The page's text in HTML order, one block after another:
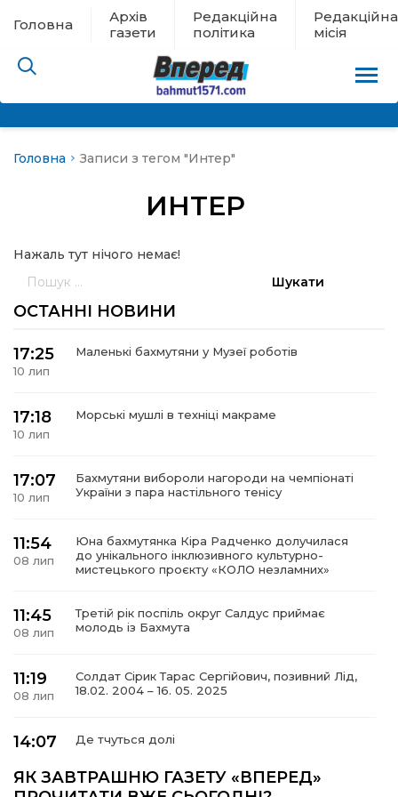
Головна
Архів
газети
Редакційна
політика
Редакційна
місія
новини
місія
Головна Записи з тегом "Интер"
ИНТЕР
Нажаль тут нічого немає!
ОСТАННІ НОВИНИ
17:25
10 лип
Маленькі бахмутяни у Музеї роботів
17:18
10 лип
Морські мушлі в техніці макраме
17:07
10 лип
Бахмутяни вибороли нагороди на чемпіонаті
України з пара настільного тенісу
11:54
08 лип
Юна бахмутянка Кіра Радченко долучилася
до унікального інклюзивного культурно-
мистецького проєкту «КОЛО незламних»
11:45
08 лип
Третій рік поспіль округ Салдус приймає
молодь із Бахмута
11:19
08 лип
Солдат Сірик Тарас Сергійович, позивний Лід,
18.02. 2004 – 16. 05. 2025
14:07 Де тчуться долі
ЯК ЗАВТРАШНЮ ГАЗЕТУ «ВПЕРЕД»